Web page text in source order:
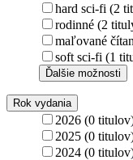
hard sci-fi (2
rodinné (2
maľované
soft sci-fi (1
Ďalšie možnosti
Rok vydania
2026 (0
2025 (0
2024 (0